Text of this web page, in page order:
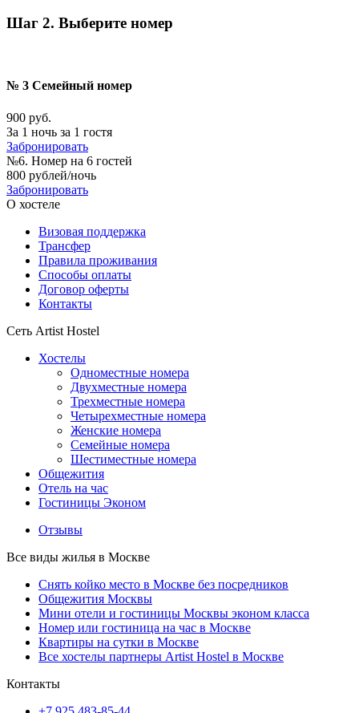
Шаг 2. Выберите номер
№ 3 Семейный номер
900 руб.
За 1 ночь за 1 гостя
Забронировать
№6. Номер на 6 гостей
800 рублей/ночь
Забронировать
О хостеле
Визовая поддержка
Трансфер
Правила проживания
Способы оплаты
Договор оферты
Контакты
Сеть Artist Hostel
Хостелы
Одноместные номера
Двухместные номера
Трехместные номера
Четырехместные номера
Женские номера
Семейные номера
Шестиместные номера
Общежития
Отель на час
Гостиницы Эконом
Отзывы
Все виды жилья в Москве
Снять койко место в Москве без посредников
Общежития Москвы
Мини отели и гостиницы Москвы эконом класса
Номер или гостиница на час в Москве
Квартиры на сутки в Москве
Все хостелы партнеры Artist Hostel в Москве
Контакты